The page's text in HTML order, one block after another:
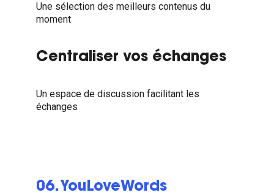
Une sélection des meilleurs contenus du
moment
Centraliser vos échanges
Un espace de discussion facilitant les
échanges
06. YouLoveWords